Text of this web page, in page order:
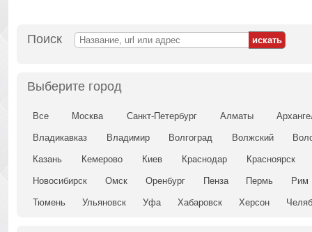
Поиск
Выберите город
Все Москва Санкт-Петербург Алматы
Владикавказ Владимир Волгоград Волжский
Казань Кемерово Киев Краснодар Красноярск
Новосибирск Омск Оренбург Пенза Пермь Рим
Тюмень Ульяновск Уфа Хабаровск Херсон